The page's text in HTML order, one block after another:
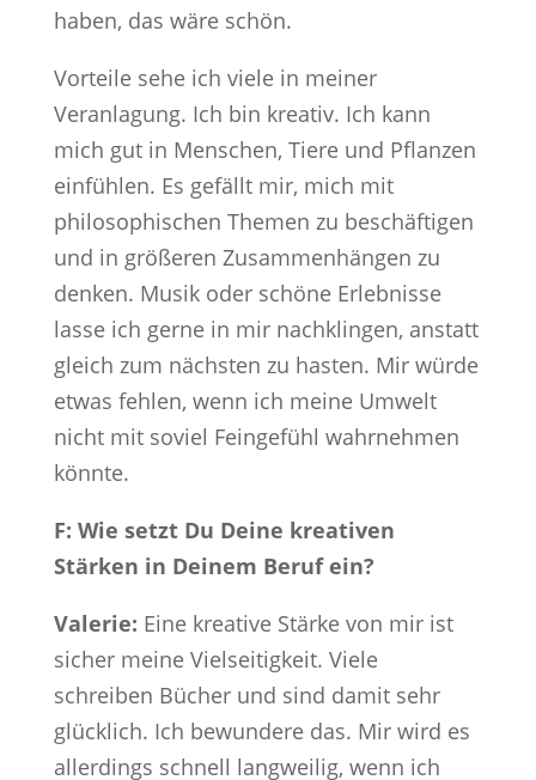
haben, das wäre schön.
Vorteile sehe ich viele in meiner
Veranlagung. Ich bin kreativ. Ich kann
mich gut in Menschen, Tiere und Pflanzen
einfühlen. Es gefällt mir, mich mit
philosophischen Themen zu beschäftigen
und in größeren Zusammenhängen zu
denken. Musik oder schöne Erlebnisse
lasse ich gerne in mir nachklingen, anstatt
gleich zum nächsten zu hasten. Mir würde
etwas fehlen, wenn ich meine Umwelt
nicht mit soviel Feingefühl wahrnehmen
könnte.
F: Wie setzt Du Deine kreativen
Stärken in Deinem Beruf ein?
Valerie: Eine kreative Stärke von mir ist
sicher meine Vielseitigkeit. Viele
schreiben Bücher und sind damit sehr
glücklich. Ich bewundere das. Mir wird es
allerdings schnell langweilig, wenn ich